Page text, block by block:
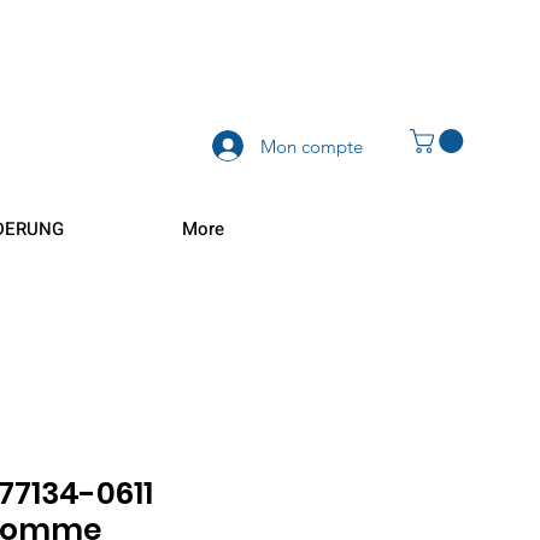
Mon compte
More
0611